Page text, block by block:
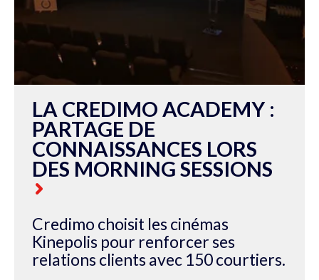
LA CREDIMO ACADEMY :
PARTAGE DE
CONNAISSANCES LORS
DES MORNING SESSIONS
Credimo choisit les cinémas
Kinepolis pour renforcer ses
relations clients avec 150 courtiers.